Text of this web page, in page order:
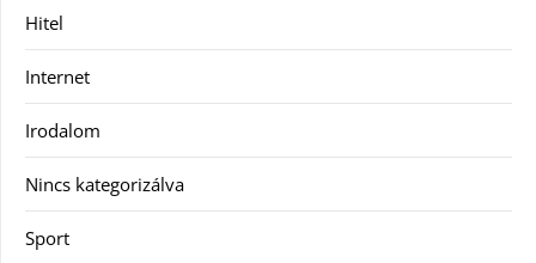
Hitel
Internet
Irodalom
Nincs kategorizálva
Sport